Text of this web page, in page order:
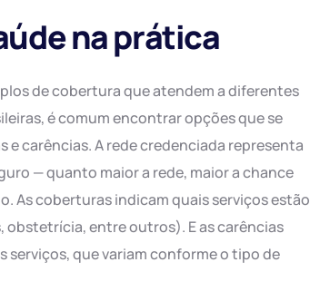
na prática
de cobertura que atendem a diferentes
é comum encontrar opções que se
carências. A rede credenciada representa
— quanto maior a rede, maior a chance
As coberturas indicam quais serviços estão
entre outros). E as carências
que variam conforme o tipo de